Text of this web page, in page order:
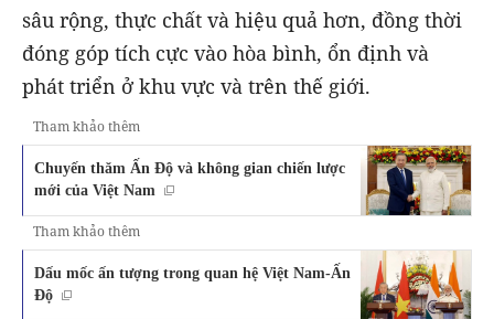
sâu rộng, thực chất và hiệu quả hơn, đồng thời
đóng góp tích cực vào hòa bình, ổn định và
phát triển ở khu vực và trên thế giới.
Tham khảo thêm
Chuyến thăm Ấn Độ và không gian chiến lược
mới của Việt Nam
Tham khảo thêm
Dấu mốc ấn tượng trong quan hệ Việt Nam-Ấn
Độ